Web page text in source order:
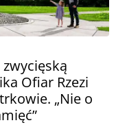
Ofiar Rzezi
„Nie o